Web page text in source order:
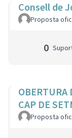
Consell de
Proposta
0
OBERTURA
CAP DE
Proposta